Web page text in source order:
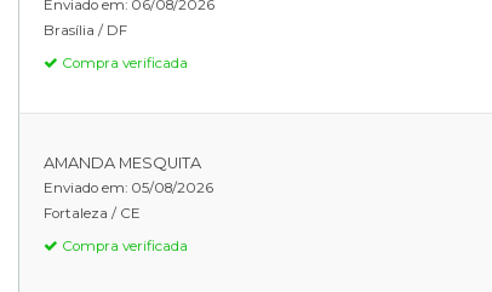
Enviado em: 06/08/2026
Brasília / DF
Compra verificada
AMANDA MESQUITA
Enviado em: 05/08/2026
Fortaleza / CE
Compra verificada